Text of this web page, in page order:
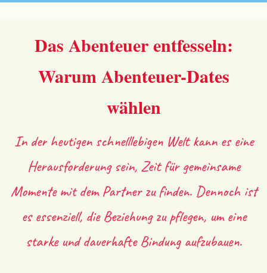
Das Abenteuer entfesseln:
Warum Abenteuer-Dates
wählen
In der heutigen schnelllebigen Welt kann es eine
Herausforderung sein, Zeit für gemeinsame
Momente mit dem Partner zu finden. Dennoch ist
es essenziell, die Beziehung zu pflegen, um eine
starke und dauerhafte Bindung aufzubauen.